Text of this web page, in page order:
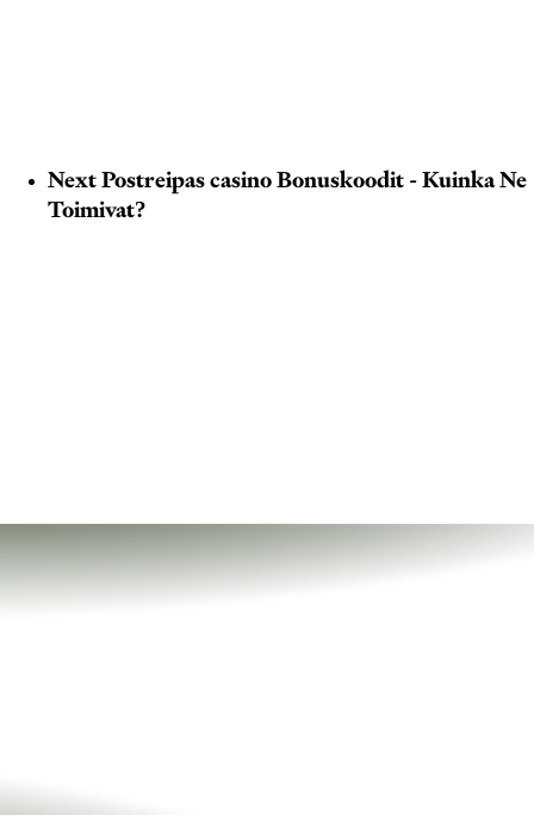
Next Postreipas casino Bonuskoodit - Kuinka Ne
Toimivat?